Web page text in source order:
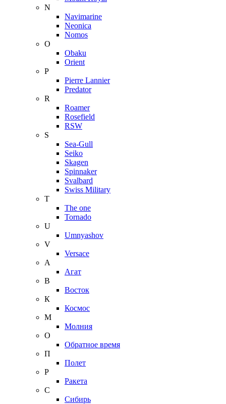
N
Navimarine
Neonica
Nomos
O
Obaku
Orient
P
Pierre Lannier
Predator
R
Roamer
Rosefield
RSW
S
Sea-Gull
Seiko
Skagen
Spinnaker
Svalbard
Swiss Military
T
The one
Tornado
U
Umnyashov
V
Versace
А
Агат
В
Восток
К
Космос
М
Молния
О
Обратное время
П
Полет
Р
Ракета
С
Сибирь